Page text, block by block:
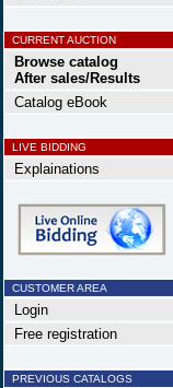
CURRENT AUCTION
Browse catalog
After sales/Results
Catalog eBook
LIVE BIDDING
Explainations
CUSTOMER AREA
Login
Free registration
PREVIOUS CATALOGS